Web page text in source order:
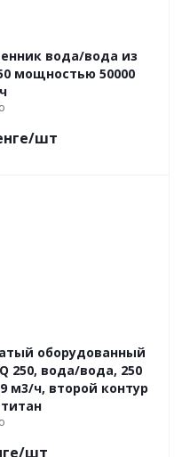
вода/вода из
мощностью 50000
/шт
оборудованный
250, вода/вода, 250
м3/ч, второй контур
/шт